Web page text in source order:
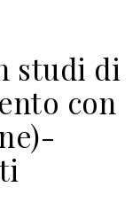
studi di
con